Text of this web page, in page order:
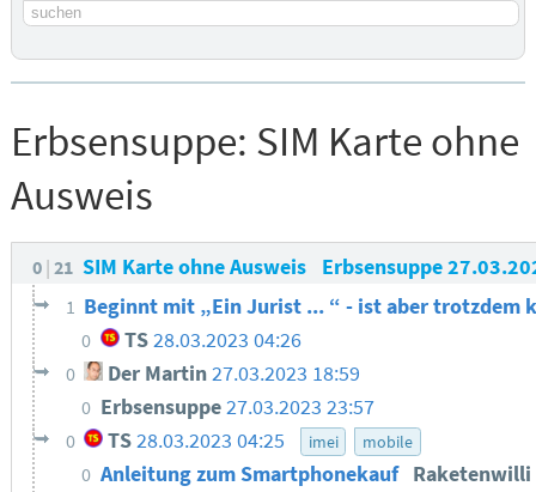
Suchbegriff
Erbsensuppe: SIM Karte ohne
Ausweis
0 21 SIM Karte ohne Ausweis Erbsensuppe
1 Beginnt mit „Ein Jurist ... “ - ist aber trotzdem
0 TS 28.03.2023 04:26
0 Der Martin27.03.2023 18:59
0 Erbsensuppe27.03.2023 23:57
0 TS28.03.2023 04:25 imei mobile
0 Anleitung zum Smartphonekauf Raketenwilli